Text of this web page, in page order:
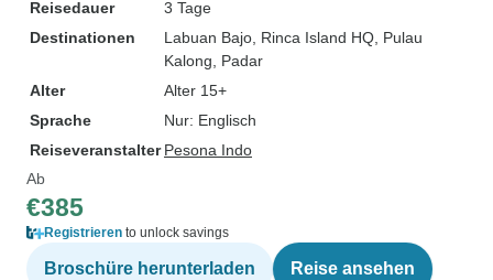
Reisedauer
3 Tage
Destinationen
Labuan Bajo , Rinca Island HQ , Pulau
Kalong , Padar
Alter
Alter 15+
Sprache
Nur: Englisch
Reiseveranstalter Pesona Indo
Ab
€385
Registrieren to unlock savings
Broschüre herunterladen Reise ansehen